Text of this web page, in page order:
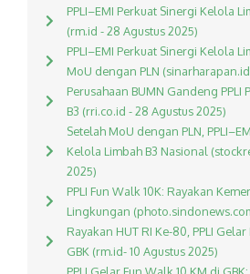
PPLI–EMI Perkuat Sinergi Kelola
(rm.id - 28 Agustus 2025)
PPLI–EMI Perkuat Sinergi Kelola
MoU dengan PLN
Perusahaan BUMN Gandeng PPLI
B3 (rri.co.id - 28 Agustus 2025)
Setelah MoU dengan PLN,
Kelola Limbah B3 Nasional
2025)
PPLI Fun Walk 10K: Rayakan
Lingkungan
Rayakan HUT RI Ke-80, PPLI
GBK (rm.id- 10 Agustus 2025)